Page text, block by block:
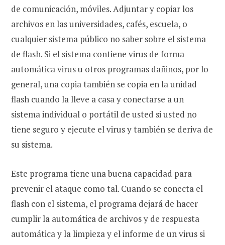
de comunicación, móviles. Adjuntar y copiar los
archivos en las universidades, cafés, escuela, o
cualquier sistema público no saber sobre el sistema
de flash. Si el sistema contiene virus de forma
automática virus u otros programas dañinos, por lo
general, una copia también se copia en la unidad
flash cuando la lleve a casa y conectarse a un
sistema individual o portátil de usted si usted no
tiene seguro y ejecute el virus y también se deriva de
su sistema.
Este programa tiene una buena capacidad para
prevenir el ataque como tal. Cuando se conecta el
flash con el sistema, el programa dejará de hacer
cumplir la automática de archivos y de respuesta
automática y la limpieza y el informe de un virus si